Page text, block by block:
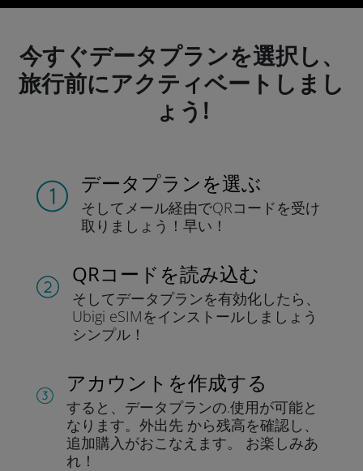
今すぐデータプランを選択し、
旅行前にアクティベートしまし
ょう!
データプランを選ぶ
そしてメール経由でQRコードを受け
取りましょう！早い！
QRコードを読み込む
そしてデータプランを有効化したら、
Ubigi eSIMをインストールしま しょう
シンプル！
アカウントを作成する
すると、データプランの.使用が可能と
なります。 外出先 から残高を確認し、
追加購入がおこなえます。
お楽しみあ
れ！